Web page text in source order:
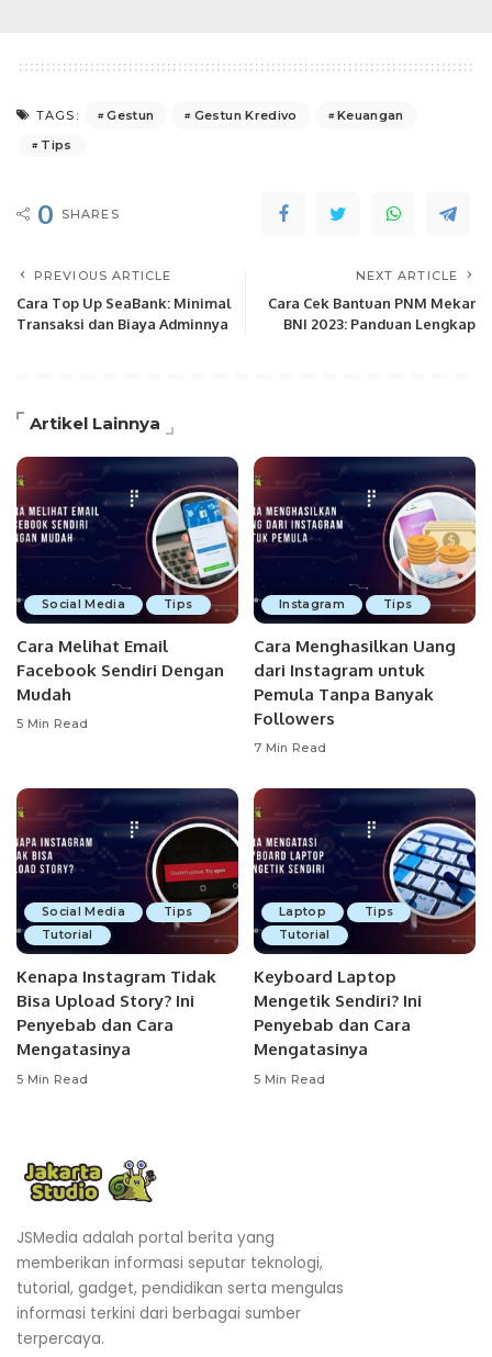
TAGS: Gestun Gestun Kredivo
Keuangan
Tips
0 SHARES
PREVIOUS ARTICLE
Cara Top Up SeaBank: Minimal
Transaksi dan Biaya Adminnya
NEXT ARTICLE
Cara Cek Bantuan PNM Mekar
BNI 2023: Panduan Lengkap
Artikel Lainnya
Social Media Tips
Cara Melihat Email
Facebook Sendiri Dengan
Mudah
5 Min Read
Instagram Tips
Cara Menghasilkan Uang
dari Instagram untuk
Pemula Tanpa Banyak
Followers
7 Min Read
Social Media
Tips
Tutorial
Kenapa Instagram Tidak
Bisa Upload Story? Ini
Penyebab dan Cara
Mengatasinya
5 Min Read
Laptop
Tips
Tutorial
Keyboard Laptop
Mengetik Sendiri? Ini
Penyebab dan Cara
Mengatasinya
5 Min Read
JSMedia adalah portal berita yang
memberikan informasi seputar teknologi,
tutorial, gadget, pendidikan serta mengulas
informasi terkini dari berbagai sumber
terpercaya.